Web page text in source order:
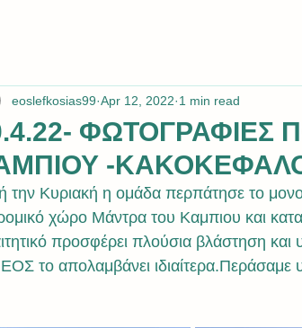
ΦΩΤΟΓΡΑΦΙΕΣ
-
eoslefkosias99 Apr 12, 2022 1 min read
την Κυριακή η ομάδα περπάτησε το
χώρο Μάντρα του Καμπιου και
προσφέρει πλούσια βλάστηση
το απολαμβάνει